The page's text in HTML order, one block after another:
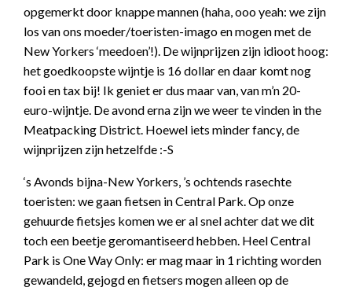
opgemerkt door knappe mannen (haha, ooo yeah: we zijn
los van ons moeder/toeristen-imago en mogen met de
New Yorkers ‘meedoen’!). De wijnprijzen zijn idioot hoog:
het goedkoopste wijntje is 16 dollar en daar komt nog
fooi en tax bij! Ik geniet er dus maar van, van m’n 20-
euro-wijntje. De avond erna zijn we weer te vinden in the
Meatpacking District. Hoewel iets minder fancy, de
wijnprijzen zijn hetzelfde :-S
‘s Avonds bijna-New Yorkers, ’s ochtends rasechte
toeristen: we gaan fietsen in Central Park. Op onze
gehuurde fietsjes komen we er al snel achter dat we dit
toch een beetje geromantiseerd hebben. Heel Central
Park is One Way Only: er mag maar in 1 richting worden
gewandeld, gejogd en fietsers mogen alleen op de